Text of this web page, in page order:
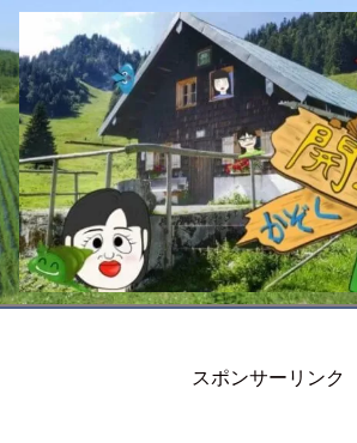
スポンサーリンク